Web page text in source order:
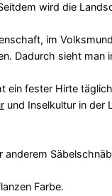
wird die
im
Dadurch sieht man
ein fester Hirte
und Inselkultur in der
anderem
Farbe.